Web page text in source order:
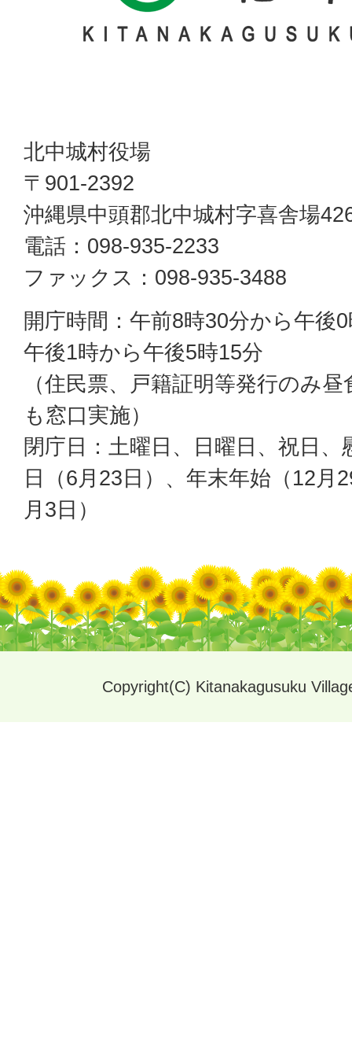
北中城村役場
〒901-2392
沖縄県中頭郡北中城村字喜舎場
電話：098-935-2233
ファックス：098-935-3488
開庁時間：午前8時30分から午後
午後1時から午後5時15分
（住民票、戸籍証明等発行のみ昼
も窓口実施）
閉庁日：土曜日、日曜日、祝日、
日（6月23日）、年末年始（12月
月3日）
Copyright(C) Kitanakagusuku